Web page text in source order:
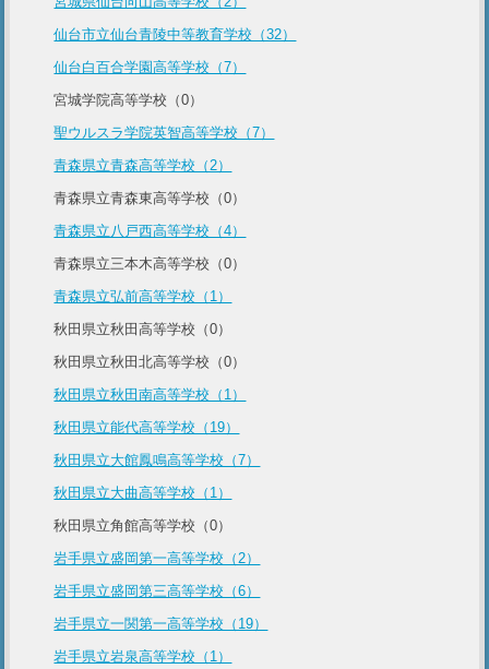
仙台市立仙台青陵中等教育学校（32）
仙台白百合学園高等学校（7）
宮城学院高等学校（0）
聖ウルスラ学院英智高等学校（7）
青森県立青森高等学校（2）
青森県立青森東高等学校（0）
青森県立八戸西高等学校（4）
青森県立三本木高等学校（0）
青森県立弘前高等学校（1）
秋田県立秋田高等学校（0）
秋田県立秋田北高等学校（0）
秋田県立秋田南高等学校（1）
秋田県立能代高等学校（19）
秋田県立大館鳳鳴高等学校（7）
秋田県立大曲高等学校（1）
秋田県立角館高等学校（0）
岩手県立盛岡第一高等学校（2）
岩手県立盛岡第三高等学校（6）
岩手県立一関第一高等学校（19）
岩手県立岩泉高等学校（1）